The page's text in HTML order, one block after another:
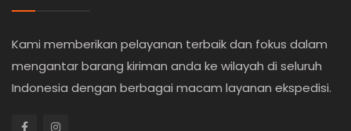
Kami memberikan pelayanan terbaik dan fokus dalam
mengantar barang kiriman anda ke wilayah di seluruh
Indonesia dengan berbagai macam layanan ekspedisi.